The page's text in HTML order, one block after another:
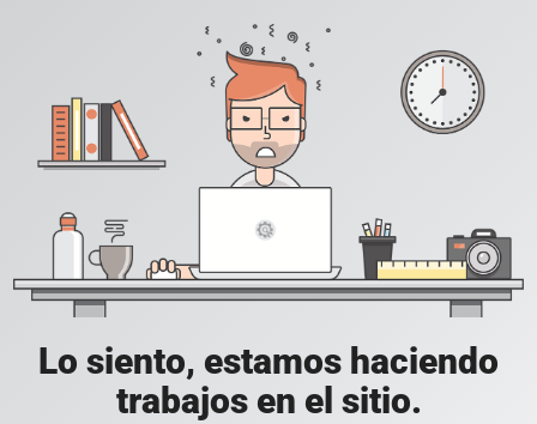
Lo siento, estamos haciendo
trabajos en el sitio.